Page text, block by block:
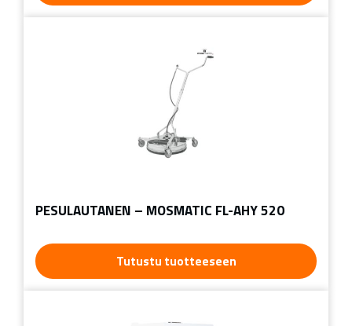
PESULAUTANEN – MOSMATIC FL-AHY 520
Tutustu tuotteeseen